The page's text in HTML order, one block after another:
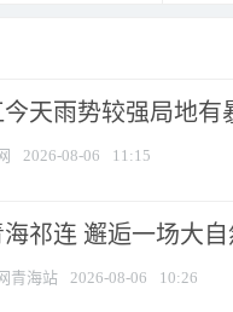
天雨势较强局地有
2026-08-06 11:15
祁连 邂逅一场大
青海站 2026-08-06 10:26